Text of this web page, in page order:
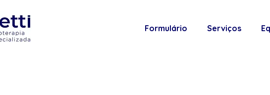
Formulário Serviços